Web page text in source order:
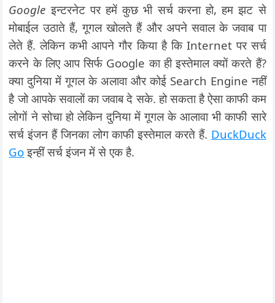
Google इन्टरनेट पर हमें कुछ भी सर्च करना हो, हम झट से
मोबाईल उठाते हैं, गूगल खोलते हैं और अपने सवाल के जवाब पा
लेते हैं. लेकिन कभी आपने गौर किया है कि Internet पर सर्च
करने के लिए आप सिर्फ Google का ही इस्तेमाल क्यों करते हैं?
क्या दुनिया में गूगल के अलावा और कोई Search Engine नहीं
है जो आपके सवालों का जवाब दे सके. हो सकता है ऐसा काफी कम
लोगों ने सोचा हो लेकिन दुनिया में गूगल के आलावा भी काफी सारे
सर्च इंजन हैं जिनका लोग काफी इस्तेमाल करते हैं. DuckDuck
Goइन्हीं सर्च इंजन में से एक है.